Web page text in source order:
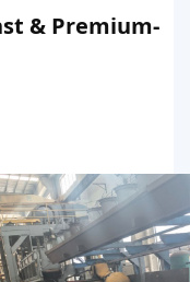
& Premium-